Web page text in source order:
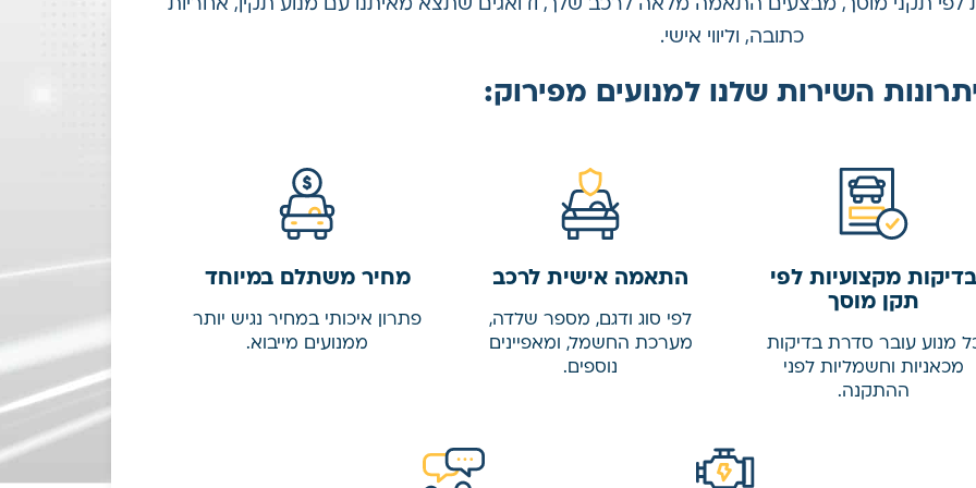
לפי תקני מוסך, מבצעים התאמה מלאה לרכב שלך, ודואגים שתצא מאיתנו עם מנוע תקין, אחריות
כתובה, וליווי אישי.
השירות שלנו למנועים מפירוק:
בדיקות מקצועיות לפי
תקן מוסך
מנוע עובר סדרת בדיקות
מכאניות וחשמליות לפני
ההתקנה.
התאמה אישית לרכב
לפי סוג ודגם, מספר שלדה,
מערכת החשמל, ומאפיינים
נוספים.
מחיר משתלם במיוחד
פתרון איכותי במחיר נגיש יותר
ממנועים מייבוא.